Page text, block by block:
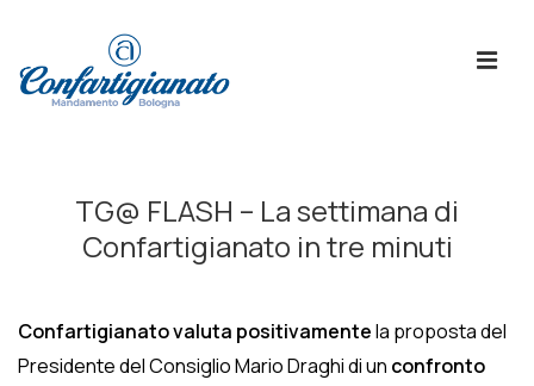
Principale
TG@ FLASH – La settimana di
Confartigianato in tre minuti
Confartigianatovaluta positivamentela proposta del
Presidente del Consiglio Mario Draghi di un confronto